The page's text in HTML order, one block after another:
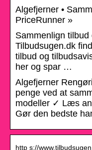
Algefjerner •
PriceRunner »
Sammenlign
Tilbudsugen.dk
tilbud og
her og spar …
Algefjerner
penge ved at
modeller ✓ Læs
Gør den bedste
http s://